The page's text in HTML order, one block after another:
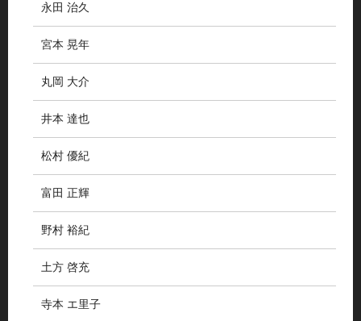
永田 治久
宮本 晃年
丸岡 大介
井本 達也
松村 優紀
富田 正輝
野村 裕紀
土方 啓充
寺本 エ里子